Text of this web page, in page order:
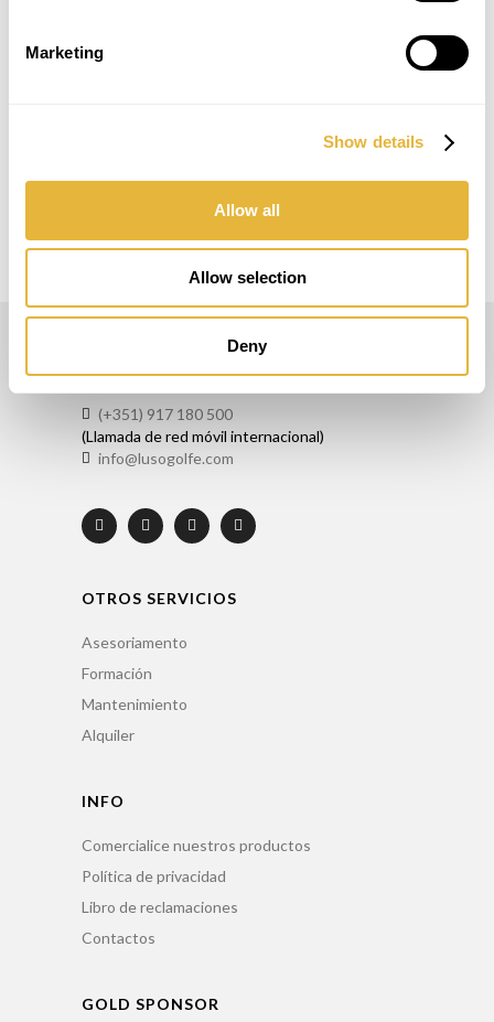
Marketing
Show details
Allow all
Allow selection
Deny
homologado para las competiciones
LUSOGOLFE
(+351) 917 180 500
(Llamada de red móvil internacional)
info@lusogolfe.com
OTROS SERVICIOS
Asesoriamento
Formación
Mantenimiento
Alquiler
INFO
Comercialice nuestros productos
Política de privacidad
Libro de reclamaciones
Contactos
GOLD SPONSOR